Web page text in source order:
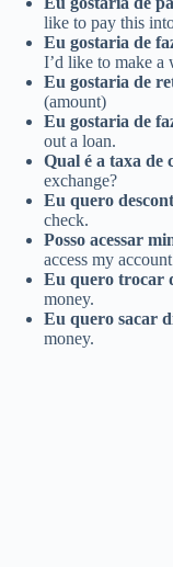
like to pay this
Eu gostaria de
I’d like to make a
Eu gostaria de
(amount)
Eu gostaria de
out a loan.
Qual é a taxa de
exchange?
Eu quero
check.
Posso acessar
access my
Eu quero trocar
money.
Eu quero sacar
money.